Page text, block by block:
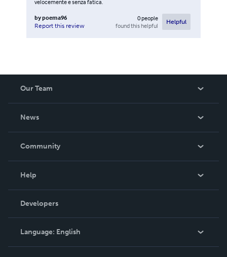
velocemente e senza fatica.
bypoema96
Report this review
0people
found this helpful
Helpful
Our Team
News
In The News
Community
Podcast
Help
Order Lookup
Knowledge Base
Contact Support
Developers
Language: English